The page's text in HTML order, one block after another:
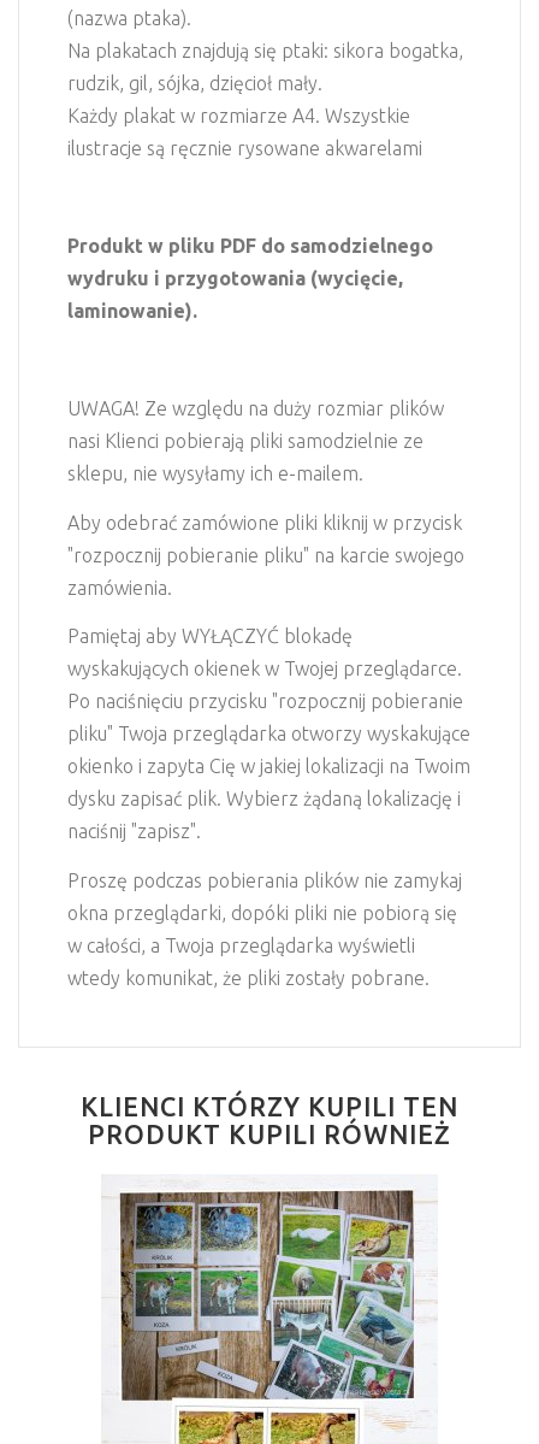
(nazwa ptaka).
Na plakatach znajdują się ptaki: sikora bogatka,
rudzik, gil, sójka, dzięcioł mały.
Każdy plakat w rozmiarze A4. Wszystkie
ilustracje są ręcznie rysowane akwarelami
Produkt w pliku PDF do samodzielnego
wydruku i przygotowania (wycięcie,
laminowanie).
UWAGA! Ze względu na duży rozmiar plików
nasi Klienci pobierają pliki samodzielnie ze
sklepu, nie wysyłamy ich e-mailem.
Aby odebrać zamówione pliki kliknij w przycisk
"rozpocznij pobieranie pliku" na karcie swojego
zamówienia.
Pamiętaj aby WYŁĄCZYĆ blokadę
wyskakujących okienek w Twojej przeglądarce.
Po naciśnięciu przycisku "rozpocznij pobieranie
pliku" Twoja przeglądarka otworzy wyskakujące
okienko i zapyta Cię w jakiej lokalizacji na Twoim
dysku zapisać plik. Wybierz żądaną lokalizację i
naciśnij "zapisz".
Proszę podczas pobierania plików nie zamykaj
okna przeglądarki, dopóki pliki nie pobiorą się
w całości, a Twoja przeglądarka wyświetli
wtedy komunikat, że pliki zostały pobrane.
KLIENCI KTÓRZY KUPILI TEN
PRODUKT KUPILI RÓWNIEŻ